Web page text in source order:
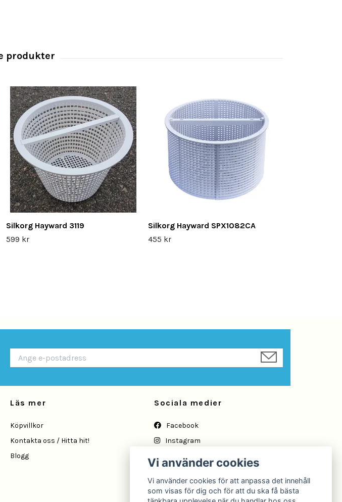
Silkorg Hayward 3119
599 kr
Silkorg Hayward SPX1082CA
455 kr
Läs mer
Köpvillkor
Kontakta oss / Hitta hit!
Blogg
Sociala medier
Facebook
Instagram
Vi använder cookies
Vi använder cookies för att anpassa det innehåll
som visas för dig och för att du ska få bästa